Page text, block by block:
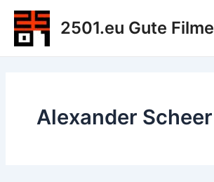
Zum
Inhalt
springen
2501.eu Gute Filme
Alexander Scheer